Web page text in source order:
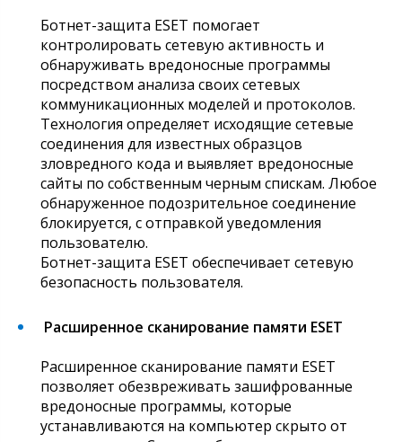
Ботнет-защита ESET помогает
контролировать сетевую активность и
обнаруживать вредоносные программы
посредством анализа своих сетевых
коммуникационных моделей и протоколов.
Технология определяет исходящие сетевые
соединения для известных образцов
зловредного кода и выявляет вредоносные
сайты по собственным черным спискам. Любое
обнаруженное подозрительное соединение
блокируется, с отправкой уведомления
пользователю.
Ботнет-защита ESET обеспечивает сетевую
безопасность пользователя.
Расширенное сканирование памяти ESET
Расширенное сканирование памяти ESET
позволяет обезвреживать зашифрованные
вредоносные программы, которые
устанавливаются на компьютер скрыто от